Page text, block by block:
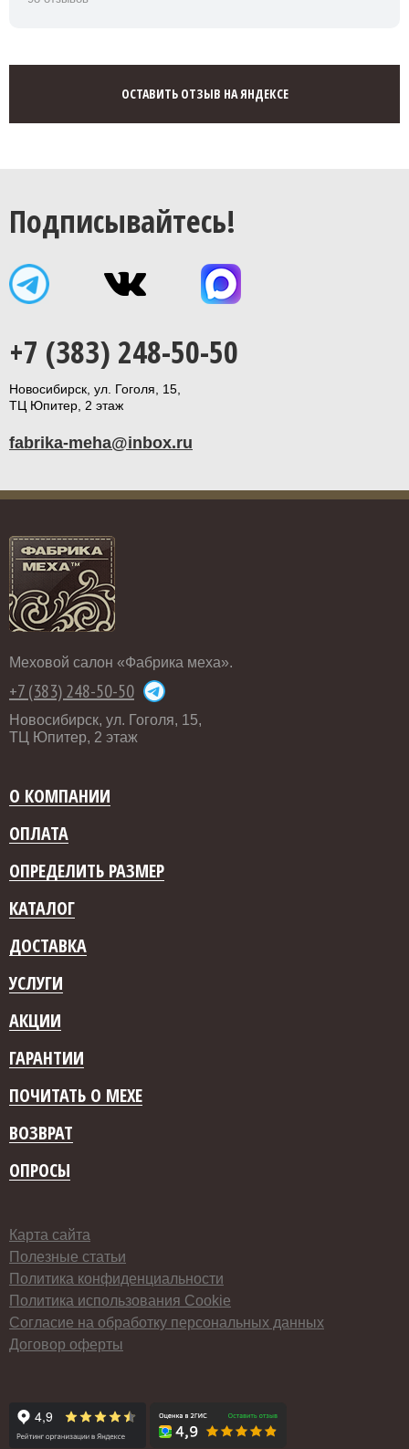
ОСТАВИТЬ ОТЗЫВ НА ЯНДЕКСЕ
Подписывайтесь!
+7 (383) 248-50-50
Новосибирск, ул. Гоголя, 15,
ТЦ Юпитер, 2 этаж
fabrika-meha@inbox.ru
Меховой салон «Фабрика меха».
+7 (383) 248-50-50
Новосибирск, ул. Гоголя, 15,
ТЦ Юпитер, 2 этаж
О КОМПАНИИ
ОПЛАТА
ОПРЕДЕЛИТЬ РАЗМЕР
КАТАЛОГ
ДОСТАВКА
УСЛУГИ
АКЦИИ
ГАРАНТИИ
ПОЧИТАТЬ О МЕХЕ
ВОЗВРАТ
ОПРОСЫ
Карта сайта
Полезные статьи
Политика конфиденциальности
Политика использования Cookie
Согласие на обработку персональных данных
Договор оферты